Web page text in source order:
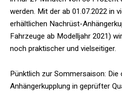
werden. Mit der ab 01.07.2022 in
erhältlichen Nachrüst-
Fahrzeuge ab Modelljahr 2021)
noch praktischer und vielseitiger.
Pünktlich zur Sommersaison:
Anhängerkupplung in geprüfter